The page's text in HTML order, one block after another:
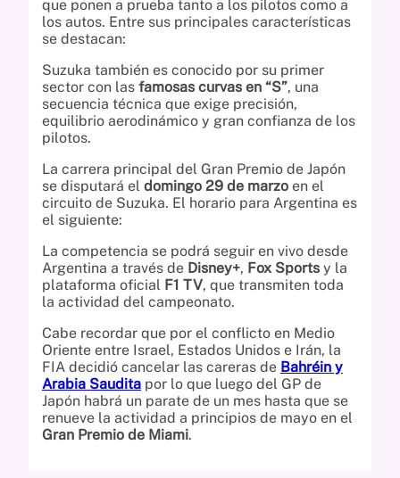
que ponen a prueba tanto a los pilotos como a
los autos. Entre sus principales características
se destacan:
Suzuka también es conocido por su primer
sector con las famosas curvas en “S”, una
secuencia técnica que exige precisión,
equilibrio aerodinámico y gran confianza de los
pilotos.
La carrera principal del Gran Premio de Japón
se disputará el domingo 29 de marzo en el
circuito de Suzuka. El horario para Argentina es
el siguiente:
La competencia se podrá seguir en vivo desde
Argentina a través de Disney+, Fox Sports y la
plataforma oficial F1 TV, que transmiten toda
la actividad del campeonato.
Cabe recordar que por el conflicto en Medio
Oriente entre Israel, Estados Unidos e Irán, la
FIA decidió cancelar las careras de Bahréin y
Arabia Saudita por lo que luego del GP de
Japón habrá un parate de un mes hasta que se
renueve la actividad a principios de mayo en el
Gran Premio de Miami.